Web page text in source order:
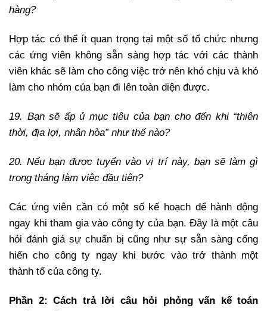
hàng?
Hợp tác có thể ít quan trọng tại một số tổ chức nhưng
các ứng viên không sẵn sàng hợp tác với các thành
viên khác sẽ làm cho công việc trở nên khó chịu và khó
làm cho nhóm của bạn đi lên toàn diện được.
19. Bạn sẽ ấp ủ mục tiêu của bạn cho đến khi “thiên
thời, địa lợi, nhân hòa” như thế nào?
20. Nếu bạn được tuyển vào vị trí này, bạn sẽ làm gì
trong tháng làm việc đầu tiên?
Các ứng viên cần có một số kế hoạch để hành động
ngay khi tham gia vào công ty của bạn. Đây là một câu
hỏi đánh giá sự chuẩn bị cũng như sự sẵn sàng cống
hiến cho công ty ngay khi bước vào trở thành một
thành tố của công ty.
Phần 2: Cách trả lời câu hỏi phỏng vấn kế toán